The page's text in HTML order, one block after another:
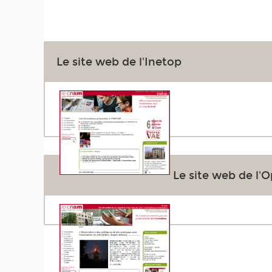
Le site web de l'Inetop
Le site web de